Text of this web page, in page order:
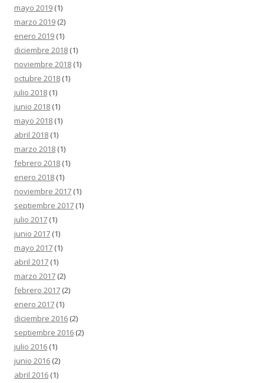
mayo 2019 (1)
marzo 2019 (2)
enero 2019 (1)
diciembre 2018 (1)
noviembre 2018 (1)
octubre 2018 (1)
julio 2018 (1)
junio 2018 (1)
mayo 2018 (1)
abril 2018 (1)
marzo 2018 (1)
febrero 2018 (1)
enero 2018 (1)
noviembre 2017 (1)
septiembre 2017 (1)
julio 2017 (1)
junio 2017 (1)
mayo 2017 (1)
abril 2017 (1)
marzo 2017 (2)
febrero 2017 (2)
enero 2017 (1)
diciembre 2016 (2)
septiembre 2016 (2)
julio 2016 (1)
junio 2016 (2)
abril 2016 (1)